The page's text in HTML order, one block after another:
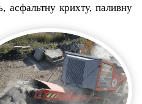
асфальтну крихту, паливну